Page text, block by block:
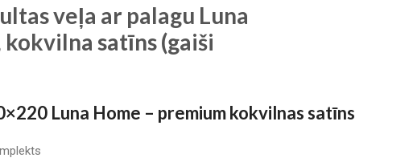
veļa ar palagu Luna
satīns (gaiši
Luna Home – premium kokvilnas satīns